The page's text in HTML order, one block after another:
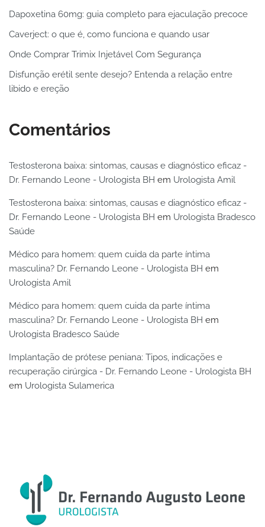
Dapoxetina 60mg: guia completo para ejaculação precoce
Caverject: o que é, como funciona e quando usar
Onde Comprar Trimix Injetável Com Segurança
Disfunção erétil sente desejo? Entenda a relação entre
libido e ereção
Comentários
Testosterona baixa: sintomas, causas e diagnóstico eficaz -
Dr. Fernando Leone - Urologista BH em Urologista Amil
Testosterona baixa: sintomas, causas e diagnóstico eficaz -
Dr. Fernando Leone - Urologista BH em Urologista Bradesco
Saúde
Médico para homem: quem cuida da parte íntima
masculina? Dr. Fernando Leone - Urologista BH em
Urologista Amil
Médico para homem: quem cuida da parte íntima
masculina? Dr. Fernando Leone - Urologista BH em
Urologista Bradesco Saúde
Implantação de prótese peniana: Tipos, indicações e
recuperação cirúrgica - Dr. Fernando Leone - Urologista BH
em Urologista Sulamerica